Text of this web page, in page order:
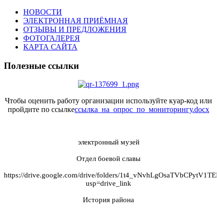
НОВОСТИ
ЭЛЕКТРОННАЯ ПРИЁМНАЯ
ОТЗЫВЫ И ПРЕДЛОЖЕНИЯ
ФОТОГАЛЕРЕЯ
КАРТА САЙТА
Полезные ссылки
Чтобы оценить работу организации используйте куар-код или
пройдите по ссылкессылка_на_опрос_по_мониторингу.docx
электронный музей
Отдел боевой славы
https://drive.google.com/drive/folders/
usp=drive_link
История района